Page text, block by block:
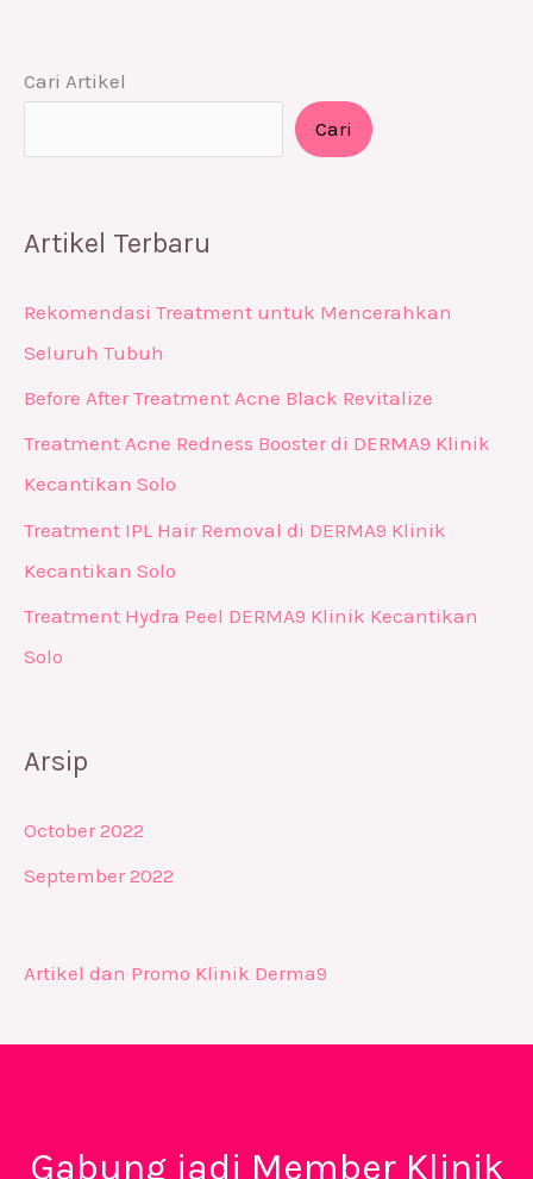
Cari Artikel
Cari
Artikel Terbaru
Rekomendasi Treatment untuk Mencerahkan
Seluruh Tubuh
Before After Treatment Acne Black Revitalize
Treatment Acne Redness Booster di DERMA9 Klinik
Kecantikan Solo
Treatment IPL Hair Removal di DERMA9 Klinik
Kecantikan Solo
Treatment Hydra Peel DERMA9 Klinik Kecantikan
Solo
Arsip
October 2022
September 2022
Artikel dan Promo Klinik Derma9
Gabung jadi Member Klinik